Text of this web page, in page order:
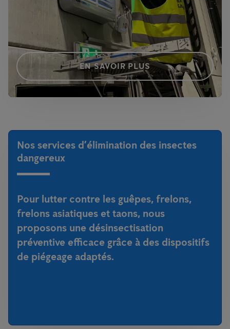
EN SAVOIR PLUS
Nos services d’élimination des insectes
dangereux
Pour lutter contre les guêpes, frelons,
frelons asiatiques et taons, nous
proposons une désinsectisation
préventive efficace grâce à des dispositifs
de piégeage adaptés.